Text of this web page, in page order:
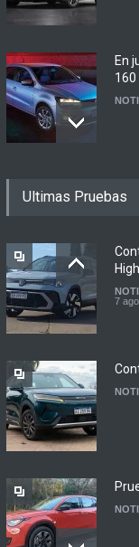
En
160
de
Ultimas Pruebas
7